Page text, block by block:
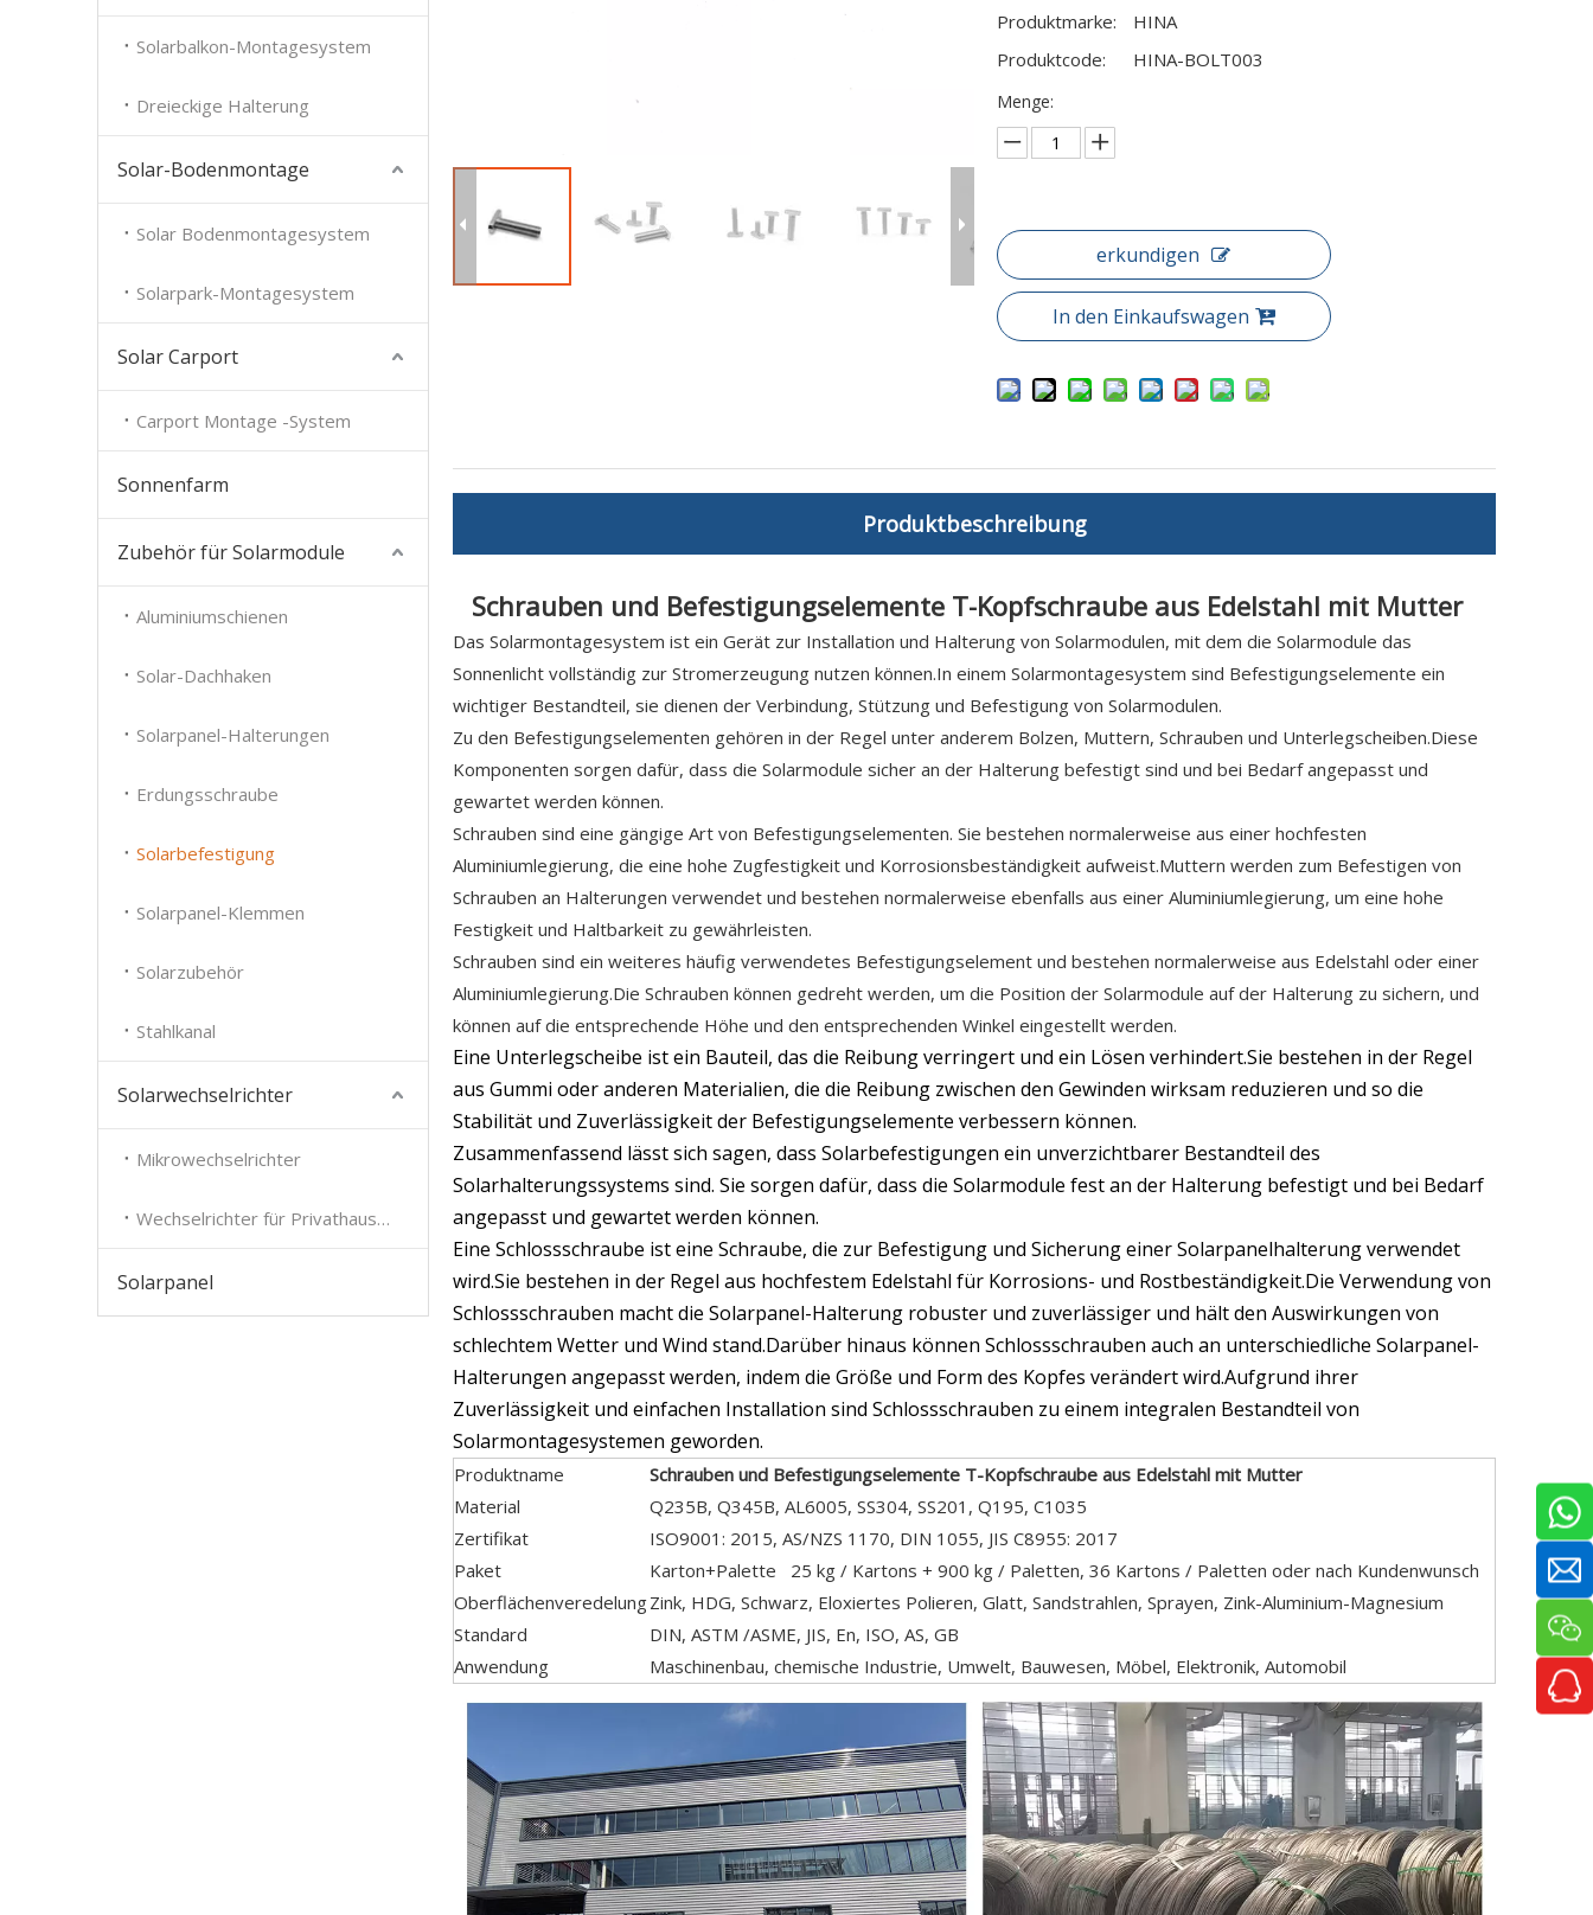
Solarbalkon-Montagesystem
Dreieckige Halterung
Solar-Bodenmontage
Solar Bodenmontagesystem
Solarpark-Montagesystem
Solar Carport
Carport Montage -System
Sonnenfarm
Zubehör für Solarmodule
Aluminiumschienen
Solar-Dachhaken
Solarpanel-Halterungen
Erdungsschraube
Solarbefestigung
Solarpanel-Klemmen
Solarzubehör
Stahlkanal
Solarwechselrichter
Mikrowechselrichter
Wechselrichter für Privathaushalte
Solarpanel
Produktmarke:
HINA
Produktcode:
HINA-BOLT003
Menge:
erkundigen
In den Einkaufswagen
Produktbeschreibung
Schrauben und Befestigungselemente T-Kopfschraube aus Edelstahl mit Mutter
Das Solarmontagesystem ist ein Gerät zur Installation und Halterung von Solarmodulen, mit dem die Solarmodule das
Sonnenlicht vollständig zur Stromerzeugung nutzen können.In einem Solarmontagesystem sind Befestigungselemente ein
wichtiger Bestandteil, sie dienen der Verbindung, Stützung und Befestigung von Solarmodulen.
Zu den Befestigungselementen gehören in der Regel unter anderem Bolzen, Muttern, Schrauben und Unterlegscheiben.Diese
Komponenten sorgen dafür, dass die Solarmodule sicher an der Halterung befestigt sind und bei Bedarf angepasst und
gewartet werden können.
Schrauben sind eine gängige Art von Befestigungselementen. Sie bestehen normalerweise aus einer hochfesten
Aluminiumlegierung, die eine hohe Zugfestigkeit und Korrosionsbeständigkeit aufweist.Muttern werden zum Befestigen von
Schrauben an Halterungen verwendet und bestehen normalerweise ebenfalls aus einer Aluminiumlegierung, um eine hohe
Festigkeit und Haltbarkeit zu gewährleisten.
Schrauben sind ein weiteres häufig verwendetes Befestigungselement und bestehen normalerweise aus Edelstahl oder einer
Aluminiumlegierung.Die Schrauben können gedreht werden, um die Position der Solarmodule auf der Halterung zu sichern, und
können auf die entsprechende Höhe und den entsprechenden Winkel eingestellt werden.
Eine Unterlegscheibe ist ein Bauteil, das die Reibung verringert und ein Lösen verhindert.Sie bestehen in der Regel
aus Gummi oder anderen Materialien, die die Reibung zwischen den Gewinden wirksam reduzieren und so die
Stabilität und Zuverlässigkeit der Befestigungselemente verbessern können.
Zusammenfassend lässt sich sagen, dass Solarbefestigungen ein unverzichtbarer Bestandteil des
Solarhalterungssystems sind. Sie sorgen dafür, dass die Solarmodule fest an der Halterung befestigt und bei Bedarf
angepasst und gewartet werden können.
Eine Schlossschraube ist eine Schraube, die zur Befestigung und Sicherung einer Solarpanelhalterung verwendet
wird.Sie bestehen in der Regel aus hochfestem Edelstahl für Korrosions- und Rostbeständigkeit.Die Verwendung von
Schlossschrauben macht die Solarpanel-Halterung robuster und zuverlässiger und hält den Auswirkungen von
schlechtem Wetter und Wind stand.Darüber hinaus können Schlossschrauben auch an unterschiedliche Solarpanel-
Halterungen angepasst werden, indem die Größe und Form des Kopfes verändert wird.Aufgrund ihrer
Zuverlässigkeit und einfachen Installation sind Schlossschrauben zu einem integralen Bestandteil von
Solarmontagesystemen geworden.
Produktname
Schrauben und Befestigungselemente T-Kopfschraube aus Edelstahl mit Mutter
Material
Q235B, Q345B, AL6005, SS304, SS201, Q195, C1035
Zertifikat
ISO9001: 2015, AS/NZS 1170, DIN 1055, JIS C8955: 2017
Paket
Karton+Palette 25 kg / Kartons + 900 kg / Paletten, 36 Kartons / Paletten oder nach Kundenwunsch
OberflächenveredelungZink, HDG, Schwarz, Eloxiertes Polieren, Glatt, Sandstrahlen, Sprayen, Zink-Aluminium-Magnesium
Standard
DIN, ASTM /ASME, JIS, En, ISO, AS, GB
Anwendung
Maschinenbau, chemische Industrie, Umwelt, Bauwesen, Möbel, Elektronik, Automobil